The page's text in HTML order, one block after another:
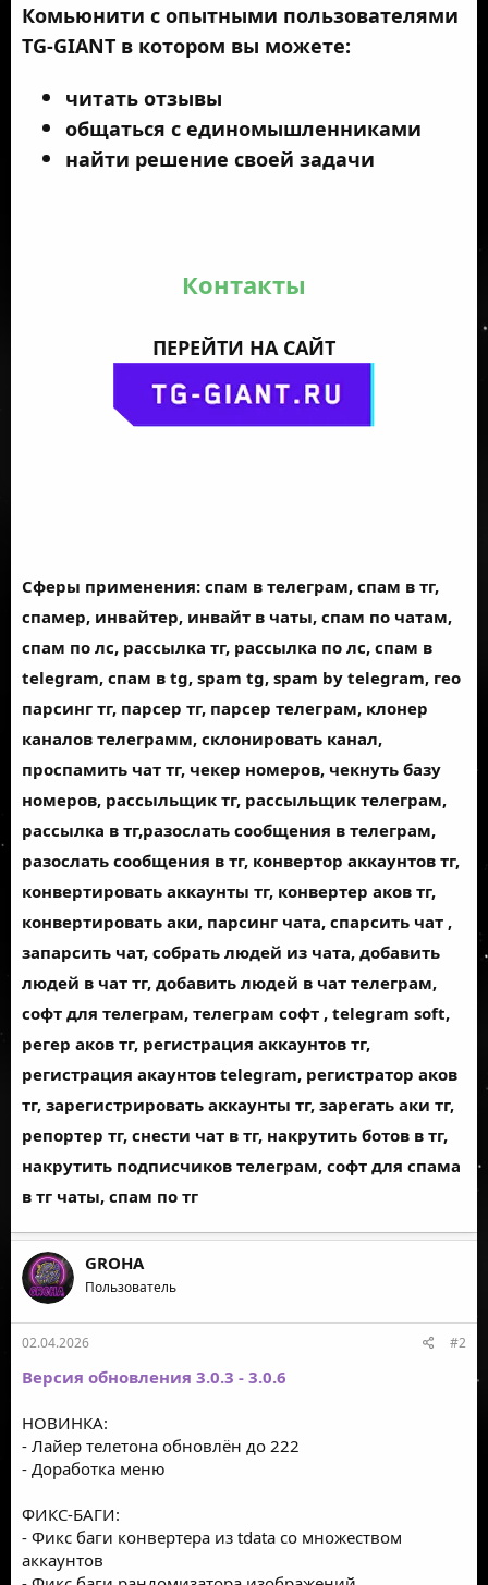
Комьюнити с опытными пользователями
TG-GIANT в котором вы можете:
читать отзывы
общаться с единомышленниками
найти решение своей задачи
Контакты
ПЕРЕЙТИ НА САЙТ
Сферы применения: спам в телеграм, спам в тг,
спамер, инвайтер, инвайт в чаты, спам по чатам,
спам по лс, рассылка тг, рассылка по лс, спам в
telegram, спам в tg, spam tg, spam by telegram, гео
парсинг тг, парсер тг, парсер телеграм, клонер
каналов телеграмм, склонировать канал,
проспамить чат тг, чекер номеров, чекнуть базу
номеров, рассыльщик тг, рассыльщик телеграм,
рассылка в тг,разослать сообщения в телеграм,
разослать сообщения в тг, конвертор аккаунтов тг,
конвертировать аккаунты тг, конвертер аков тг,
конвертировать аки, парсинг чата, спарсить чат ,
запарсить чат, собрать людей из чата, добавить
людей в чат тг, добавить людей в чат телеграм,
софт для телеграм, телеграм софт , telegram soft,
регер аков тг, регистрация аккаунтов тг,
регистрация акаунтов telegram, регистратор аков
тг, зарегистрировать аккаунты тг, зарегать аки тг,
репортер тг, снести чат в тг, накрутить ботов в тг,
накрутить подписчиков телеграм, софт для спама
в тг чаты, спам по тг
GROHA
Пользователь
02.04.2026 #2
Версия обновления 3.0.3 - 3.0.6
НОВИНКА:
- Лайер телетона обновлён до 222
- Доработка меню
ФИКС-БАГИ:
- Фикс баги конвертера из tdata со множеством
аккаунтов